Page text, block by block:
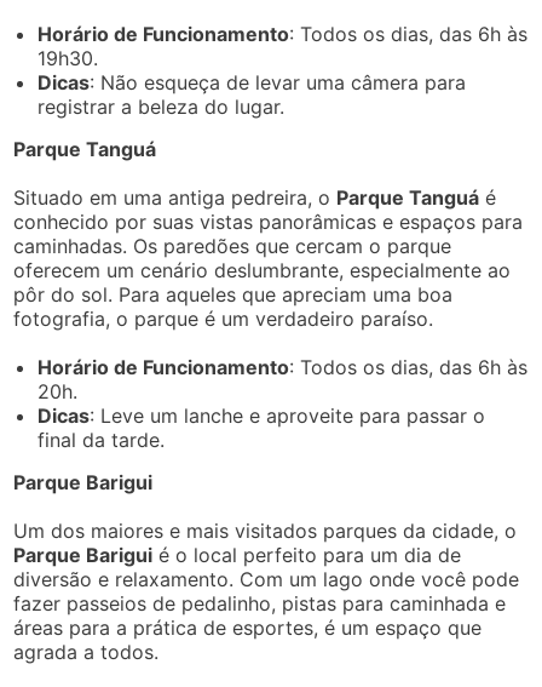
Horário de Funcionamento: Todos os dias, das 6h às
19h30.
Dicas: Não esqueça de levar uma câmera para
registrar a beleza do lugar.
Parque Tanguá
Situado em uma antiga pedreira, o Parque Tanguá é
conhecido por suas vistas panorâmicas e espaços para
caminhadas. Os paredões que cercam o parque
oferecem um cenário deslumbrante, especialmente ao
pôr do sol. Para aqueles que apreciam uma boa
fotografia, o parque é um verdadeiro paraíso.
Horário de Funcionamento: Todos os dias, das 6h às
20h.
Dicas: Leve um lanche e aproveite para passar o
final da tarde.
Parque Barigui
Um dos maiores e mais visitados parques da cidade, o
Parque Barigui é o local perfeito para um dia de
diversão e relaxamento. Com um lago onde você pode
fazer passeios de pedalinho, pistas para caminhada e
áreas para a prática de esportes, é um espaço que
agrada a todos.